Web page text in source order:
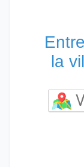
la